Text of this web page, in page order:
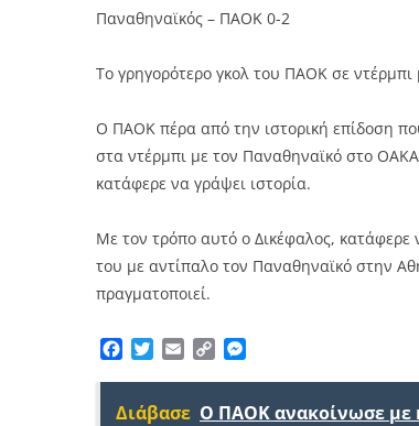
Παναθηναϊκός – ΠΑΟΚ 0-2
Το γρηγορότερο γκολ του ΠΑΟΚ σε
Ο ΠΑΟΚ πέρα από την ιστορική επίδοση
στα ντέρμπι με τον Παναθηναϊκό στο
κατάφερε να γράψει ιστορία.
Με τον τρόπο αυτό ο Δικέφαλος, κατάφερε
του με αντίπαλο τον Παναθηναϊκό στην
πραγματοποιεί.
Facebook
TwitterEmailCopy
Διάβασε Ο ΠΑΟΚ ανακοίνωσε με